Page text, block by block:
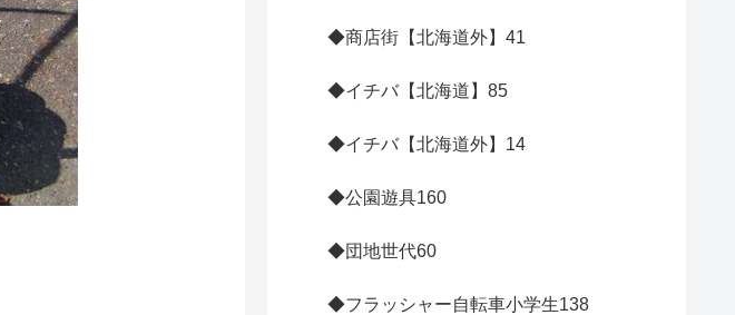
◆商店街【北海道外】 41
◆イチバ【北海道】 85
◆イチバ【北海道外】 14
◆公園遊具160
◆団地世代60
◆フラッシャー自転車小学生138